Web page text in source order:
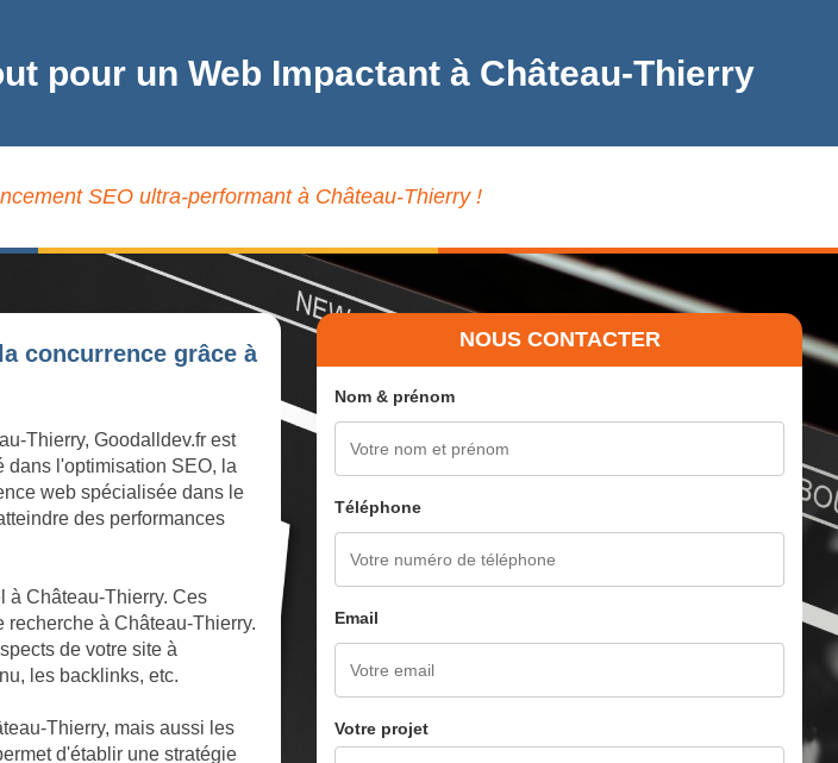
pour un Web Impactant à Château-Thierry
SEO ultra-performant à Château-Thierry !
concurrence grâce à
Thierry, Goodalldev.fr est
dans l'optimisation SEO, la
web spécialisée dans le
des performances
à Château-Thierry. Ces
à Château-Thierry.
de votre site à
les backlinks, etc.
Thierry, mais aussi les
d'établir une stratégie
NOUS CONTACTER
Nom & prénom
Téléphone
Email
Votre projet